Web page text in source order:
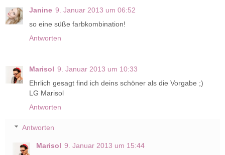
Janine 9. Januar 2013 um 06:52
so eine süße farbkombination!
Antworten
Marisol 9. Januar 2013 um 10:33
Ehrlich gesagt find ich deins schöner als die Vorgabe ;)
LG Marisol
Antworten
Antworten
Marisol 9. Januar 2013 um 15:44